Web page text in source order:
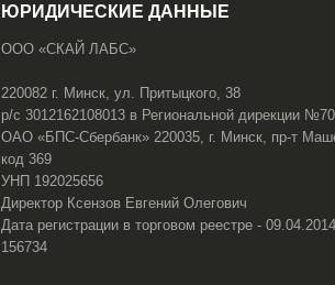
ЮРИДИЧЕСКИЕ ДАННЫЕ
ООО «СКАЙ ЛАБС»
220082 г. Минск, ул. Притыцкого, 38
р/с 3012162108013 в Региональной дирекции
ОАО «БПС-Сбербанк» 220035, г. Минск, пр-т
код 369
УНП 192025656
Директор Ксензов Евгений Олегович
Дата регистрации в торговом реестре -
156734